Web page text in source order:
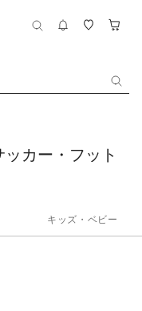
カー・フット
キッズ・ベビー